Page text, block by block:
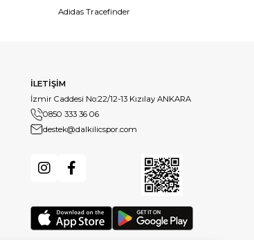
Adidas Tracefinder
İLETİŞİM
İzmir Caddesi No:22/12-13 Kızılay ANKARA
0850 333 36 06
destek@dalkilicspor.com